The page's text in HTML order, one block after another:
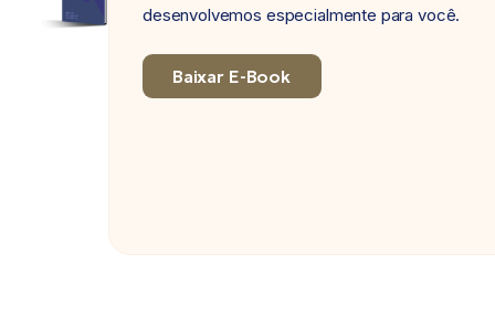
desenvolvemos especialmente para você.
Baixar E-Book